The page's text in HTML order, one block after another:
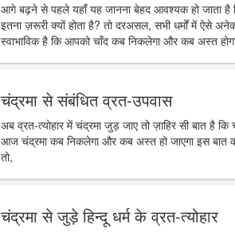
आगे बढ़ने से पहले यहाँ यह जानना बेहद आवश्यक हो जाता है
इतना ज़रूरी क्यों होता है? तो दरअसल, सभी धर्मों में ऐसे
स्वाभाविक है कि आपको चाँद कब निकलेगा और कब अस्त
चंद्रमा से संबंधित व्रत-उपवास
अब व्रत-त्योहार में चंद्रमा जुड़ जाए तो ज़ाहिर सी बात है
आज चंद्रमा कब निकलेगा और कब अस्त हो जाएगा इस बात
तो,
चंद्रमा से जुड़े हिन्दू धर्म के व्रत-त्योहार